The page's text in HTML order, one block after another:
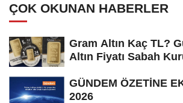
ÇOK OKUNAN HABERLER
Gram Altın Kaç TL?
Altın Fiyatı Sabah
GÜNDEM ÖZETİNE
2026